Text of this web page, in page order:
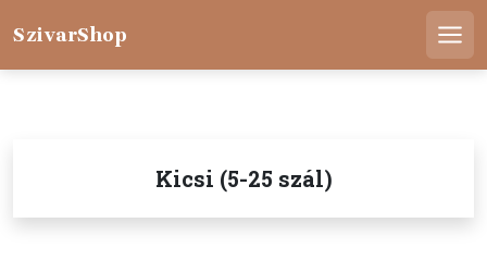
SzivarShop
Kicsi (5-25 szál)